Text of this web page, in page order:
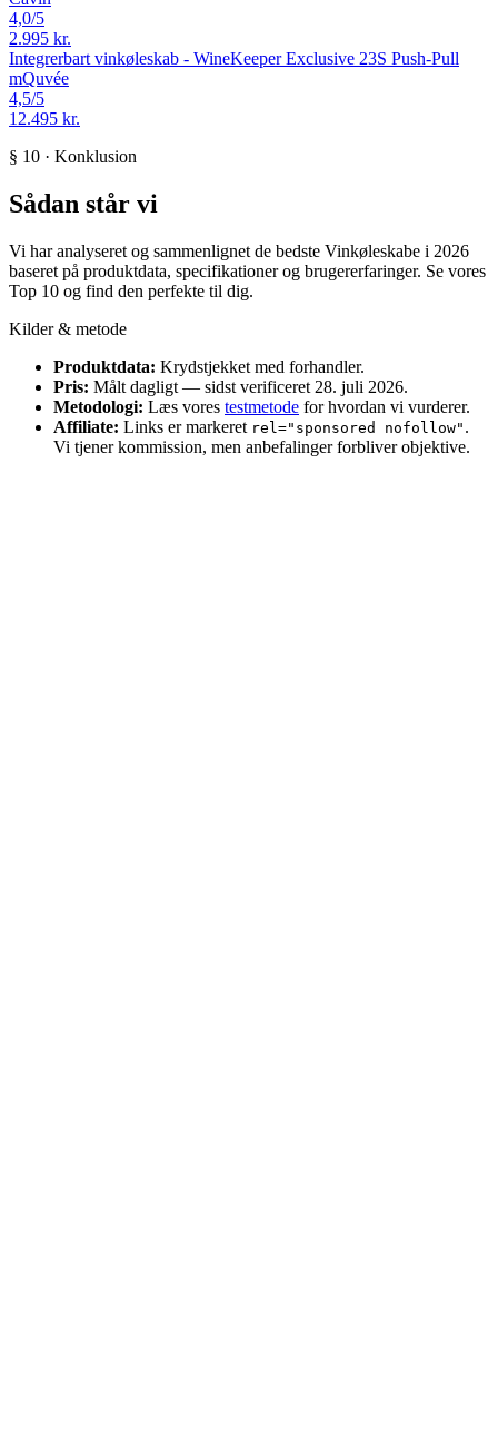
4,0/5
2.995 kr.
Integrerbart vinkøleskab - WineKeeper Exclusive 23S Push-Pull
mQuvée
4,5/5
12.495 kr.
§ 10 · Konklusion
Sådan står vi
Vi har analyseret og sammenlignet de bedste Vinkøleskabe i 2026
baseret på produktdata, specifikationer og brugererfaringer. Se vores
Top 10 og find den perfekte til dig.
Kilder & metode
Produktdata: Krydstjekket med forhandler.
Pris: Målt dagligt — sidst verificeret 28. juli 2026.
Metodologi: Læs vores testmetode for hvordan vi vurderer.
Affiliate: Links er markeret rel="sponsored nofollow" .
Vi tjener kommission, men anbefalinger forbliver objektive.